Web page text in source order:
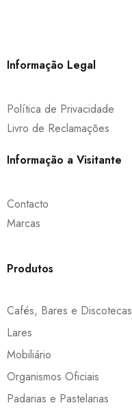
Informação Legal
Política de Privacidade
Livro de Reclamações
Informação a Visitante
Contacto
Marcas
Produtos
Cafés, Bares e Discotecas
Lares
Mobiliário
Organismos Oficiais
Padarias e Pastelarias